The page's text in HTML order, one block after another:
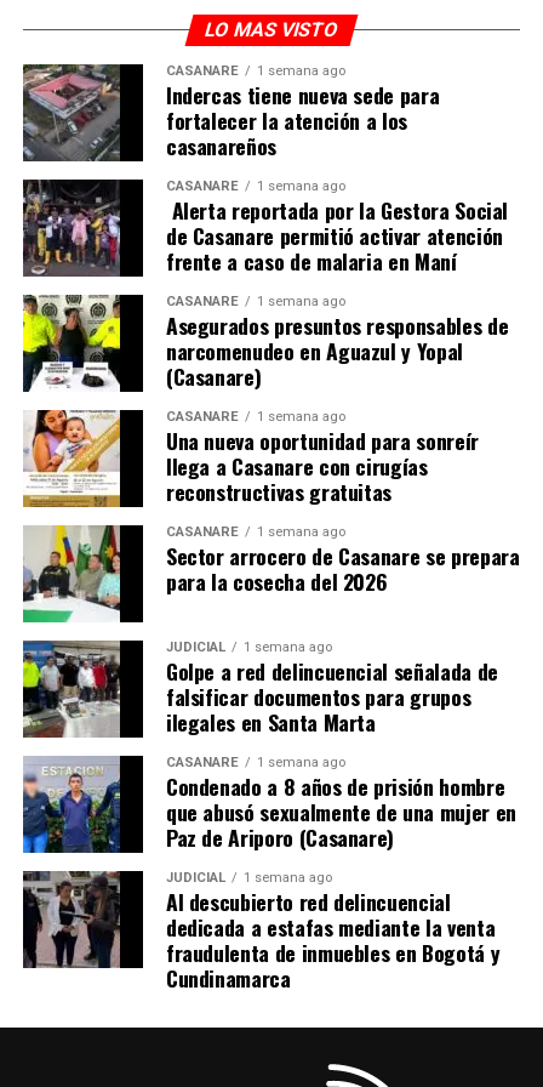
El fortalecimiento tecnológico del proceso electoral en
el país y sobre todo en la Orinoquía, también ha venido
acompañado y fortalecido por un robusto componente
de observación nacional e internacional.
ADVERTISEMENT
Hasta la fecha,
el CNE ha acreditado a 215
observadores internacionalespertenecientes a
distintas organizaciones y misiones diplomáticas, entre
ellas la Unión Europea, la Embajada de Estados Unidos y
el Instituto Republicano Internacional. A ello se suma la
participación de la Misión de Observación Electoral
(MOE), que ya ha postulado a decenas de observadores.
La integración de observación internacional,
plataformas digitales, simulacros técnicos previos a la
jornada y monitoreo en tiempo real apunta a consolidar
uno de los procesos electorales con mayor capacidad de
supervisión tecnológica en la historia reciente de
Colombia.
El mayor impacto ha sido para las regiones
Aunque la implementación de toda esta tecnología es
de alcance nacional, ha tenido mayor impacto y
relevancia en las regiones apartadas del país, donde
históricamente la conectividad, la distancia geográfica y
LO MAS VISTO
CASANARE 1 semana ago
Indercas tiene nueva sede para
fortalecer la atención a los
casanareños
CASANARE 1 semana ago
Alerta reportada por la Gestora Social
de Casanare permitió activar atención
frente a caso de malaria en Maní
CASANARE 1 semana ago
Asegurados presuntos responsables de
narcomenudeo en Aguazul y Yopal
(Casanare)
CASANARE 1 semana ago
Una nueva oportunidad para sonreír
llega a Casanare con cirugías
reconstructivas gratuitas
CASANARE 1 semana ago
Sector arrocero de Casanare se prepara
para la cosecha del 2026
JUDICIAL 1 semana ago
Golpe a red delincuencial señalada de
falsificar documentos para grupos
ilegales en Santa Marta
CASANARE 1 semana ago
Condenado a 8 años de prisión hombre
que abusó sexualmente de una mujer en
Paz de Ariporo (Casanare)
JUDICIAL 1 semana ago
Al descubierto red delincuencial
dedicada a estafas mediante la venta
fraudulenta de inmuebles en Bogotá y
Cundinamarca